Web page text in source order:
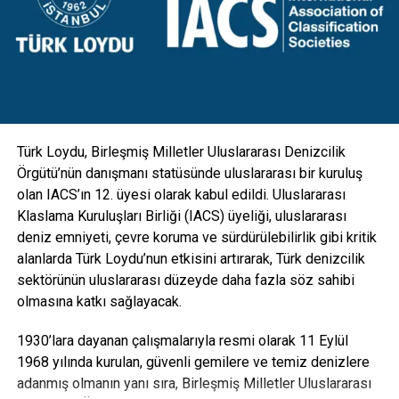
donatıldı. Aydınlatmanın yanı sıra kamera, GSM, hoparlör
gibi ekipmanlarla da entegre edilebilecek esneklikte
Türk Loydu, Birleşmiş Milletler Uluslararası Denizcilik
Örgütü’nün danışmanı statüsünde uluslararası bir kuruluş
olan IACS’ın 12. üyesi olarak kabul edildi. Uluslararası
Klaslama Kuruluşları Birliği (IACS) üyeliği, uluslararası
deniz emniyeti, çevre koruma ve sürdürülebilirlik gibi kritik
alanlarda Türk Loydu’nun etkisini artırarak, Türk denizcilik
sektörünün uluslararası düzeyde daha fazla söz sahibi
olmasına katkı sağlayacak.
1930’lara dayanan çalışmalarıyla resmi olarak 11 Eylül
1968 yılında kurulan, güvenli gemilere ve temiz denizlere
adanmış olmanın yanı sıra, Birleşmiş Milletler Uluslararası